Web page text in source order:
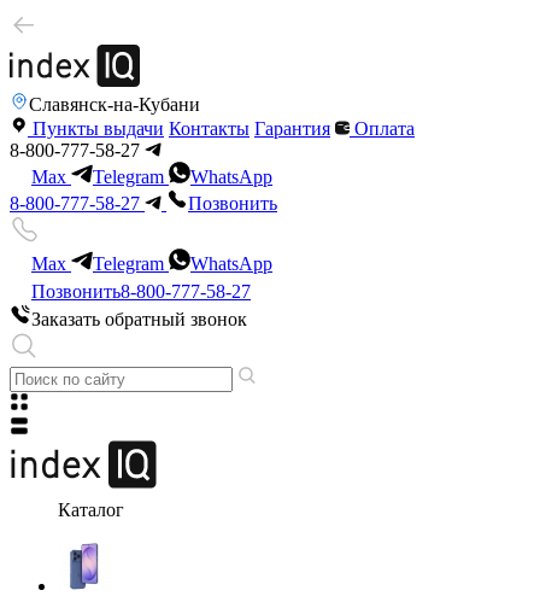
Славянск-на-Кубани
Пункты выдачи Контакты Гарантия
Оплата
8-800-777-58-27
Max
Telegram
WhatsApp
8-800-777-58-27
Позвонить
Max Telegram
WhatsApp
Позвонить8-800-777-58-27
Заказать обратный звонок
Каталог